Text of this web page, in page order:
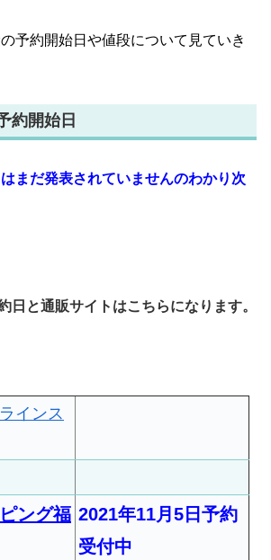
予約開始日や値段について見ていき
約開始日
まだ発表されていませんのわかり次
日と通販サイトはこちらになります。
インス
ング福 2021年11月5日予約
受付中